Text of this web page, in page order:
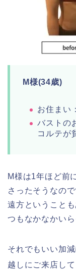
M様(34歳)
お住まい
バストの
コルテが
M様は1年ほど前
さったそうなので
遠方ということ
つもなかなかい
それでもいい加
越しにご来店し